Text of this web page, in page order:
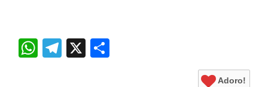
WhatsApp
Telegram
X Condividi
Adoro!